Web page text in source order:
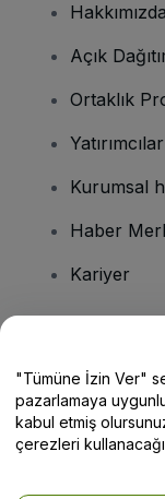
Hakkımızda
Açık
Ortaklık
Yatırımcılar
Kurumsal
Haber
Kariyer
Yardım
"Tümüne İzin Ver"
pazarlamaya
kabul etmiş
çerezleri